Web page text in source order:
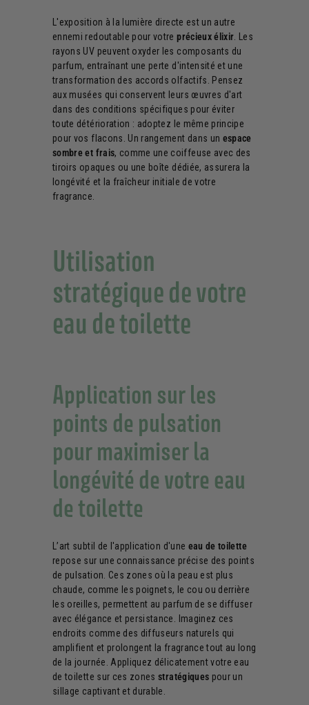
L'exposition à la lumière directe est un autre
ennemi redoutable pour votreprécieux élixir. Les
rayons UV peuvent oxyder les composants du
parfum, entraînant une perte d'intensité et une
transformation des accords olfactifs. Pensez
aux musées qui conservent leurs œuvres d'art
dans des conditions spécifiques pour éviter
toute détérioration : adoptez le même principe
pour vos flacons. Un rangement dans un espace
sombre et frais, comme une coiffeuse avec des
tiroirs opaques ou une boîte dédiée, assurera la
longévité et la fraîcheur initiale de votre
fragrance.
Utilisation
stratégique de votre
eau de toilette
Application sur les
points de pulsation
pour maximiser la
longévité de votre eau
de toilette
L’art subtil de l'application d'une eau de toilette
repose sur une connaissance précise des points
de pulsation. Ces zones où la peau est plus
chaude, comme les poignets, le cou ou derrière
les oreilles, permettent au parfum de se diffuser
avec élégance et persistance. Imaginez ces
endroits comme des diffuseurs naturels qui
amplifient et prolongent la fragrance tout au long
de la journée. Appliquez délicatement votre eau
de toilette sur ces zonesstratégiques pour un
sillage captivant et durable.